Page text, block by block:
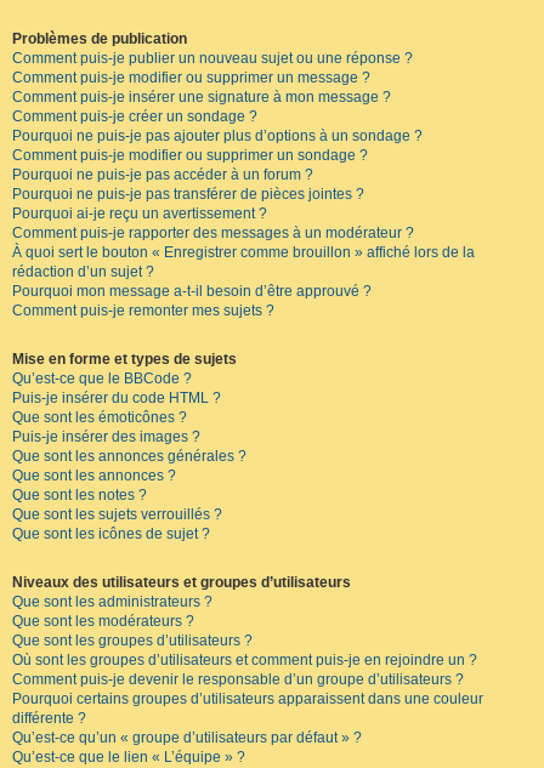
Problèmes de publication
Comment puis-je publier un nouveau sujet ou une réponse ?
Comment puis-je modifier ou supprimer un message ?
Comment puis-je insérer une signature à mon message ?
Comment puis-je créer un sondage ?
Pourquoi ne puis-je pas ajouter plus d’options à un sondage ?
Comment puis-je modifier ou supprimer un sondage ?
Pourquoi ne puis-je pas accéder à un forum ?
Pourquoi ne puis-je pas transférer de pièces jointes ?
Pourquoi ai-je reçu un avertissement ?
Comment puis-je rapporter des messages à un modérateur ?
À quoi sert le bouton « Enregistrer comme brouillon » affiché lors de la
rédaction d’un sujet ?
Pourquoi mon message a-t-il besoin d’être approuvé ?
Comment puis-je remonter mes sujets ?
Mise en forme et types de sujets
Qu’est-ce que le BBCode ?
Puis-je insérer du code HTML ?
Que sont les émoticônes ?
Puis-je insérer des images ?
Que sont les annonces générales ?
Que sont les annonces ?
Que sont les notes ?
Que sont les sujets verrouillés ?
Que sont les icônes de sujet ?
Niveaux des utilisateurs et groupes d’utilisateurs
Que sont les administrateurs ?
Que sont les modérateurs ?
Que sont les groupes d’utilisateurs ?
Où sont les groupes d’utilisateurs et comment puis-je en rejoindre un ?
Comment puis-je devenir le responsable d’un groupe d’utilisateurs ?
Pourquoi certains groupes d’utilisateurs apparaissent dans une couleur
différente ?
Qu’est-ce qu’un « groupe d’utilisateurs par défaut » ?
Qu’est-ce que le lien « L’équipe » ?